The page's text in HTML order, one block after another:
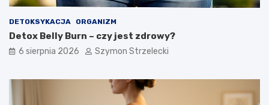
c
y
n
y
DETOKSYKACJA ORGANIZM
Detox Belly Burn – czy jest zdrowy?
6 sierpnia 2026 Szymon Strzelecki